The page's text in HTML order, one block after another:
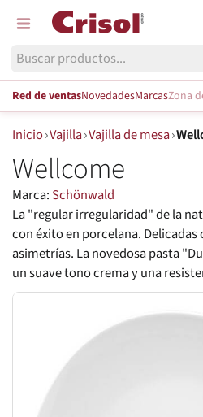
Red de ventasNovedadesMarcasZona
Inicio›Vajilla›Vajilla de mesa›
Wellcome
Marca: Schönwald
La "regular irregularidad" de la
con éxito en porcelana.
asimetrías. La novedosa pasta
un suave tono crema y una